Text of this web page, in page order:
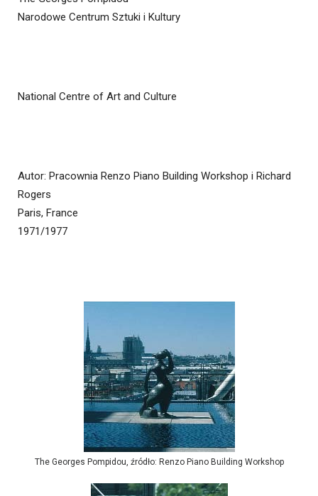
Narodowe Centrum Sztuki i Kultury
National Centre of Art and Culture
Autor: Pracownia Renzo Piano Building Workshop i Richard
Rogers
Paris, France
1971/1977
The Georges Pompidou, źródło: Renzo Piano Building Workshop